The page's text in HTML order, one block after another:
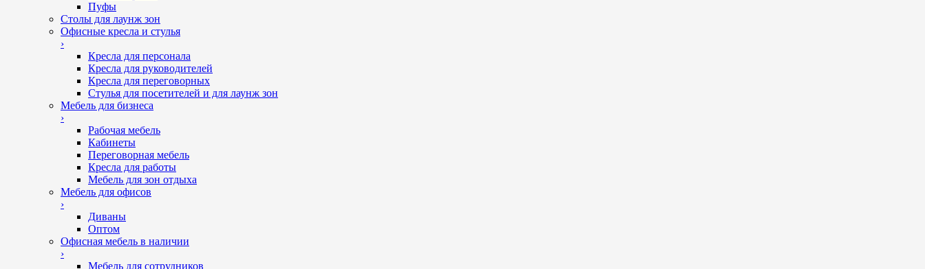
Пуфы
Столы для лаунж зон
Офисные кресла и стулья
›
Кресла для персонала
Кресла для руководителей
Кресла для переговорных
Стулья для посетителей и для лаунж зон
Мебель для бизнеса
›
Рабочая мебель
Кабинеты
Переговорная мебель
Кресла для работы
Мебель для зон отдыха
Мебель для офисов
›
Диваны
Оптом
Офисная мебель в наличии
›
Мебель для сотрудников